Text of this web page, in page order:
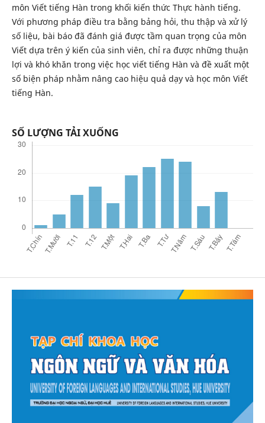
môn Viết tiếng Hàn trong khối kiến thức Thực hành tiếng.
Với phương pháp điều tra bằng bảng hỏi, thu thập và xử lý
số liệu, bài báo đã đánh giá được tầm quan trọng của môn
Viết dựa trên ý kiến của sinh viên, chỉ ra được những thuận
lợi và khó khăn trong việc học viết tiếng Hàn và đề xuất một
số biện pháp nhằm nâng cao hiệu quả dạy và học môn Viết
tiếng Hàn.
SỐ LƯỢNG TẢI XUỐNG